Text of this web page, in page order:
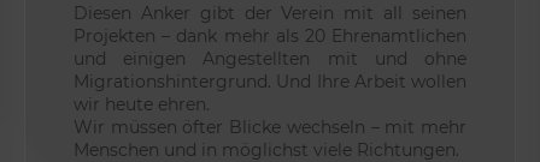
Diesen Anker gibt der Verein mit all seinen
Projekten – dank mehr als 20 Ehrenamtlichen
und einigen Angestellten mit und ohne
Migrationshintergrund. Und Ihre Arbeit wollen
wir heute ehren.
Wir müssen öfter Blicke wechseln – mit mehr
Menschen und in möglichst viele Richtungen.